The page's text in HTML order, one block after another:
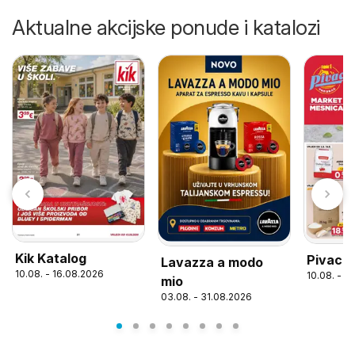
Aktualne akcijske ponude i katalozi
Kik Katalog
10.08. - 16.08.2026
Lavazza a modo
mio
03.08. - 31.08.2026
Pivac
10.08. -